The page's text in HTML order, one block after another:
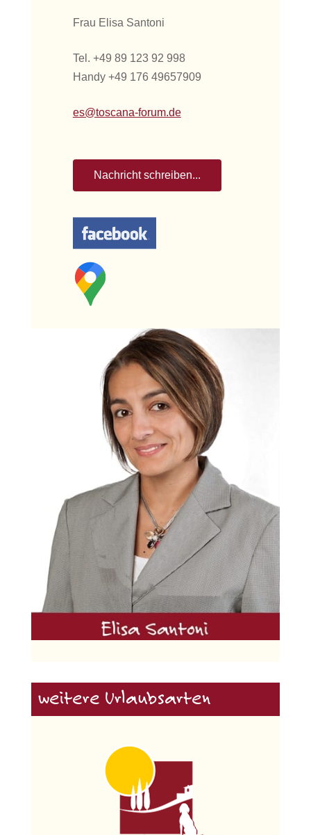
Frau Elisa Santoni
Tel. +49 89 123 92 998
Handy +49 176 49657909
es@toscana-forum.de
Nachricht schreiben...
weitere Urlaubsarten